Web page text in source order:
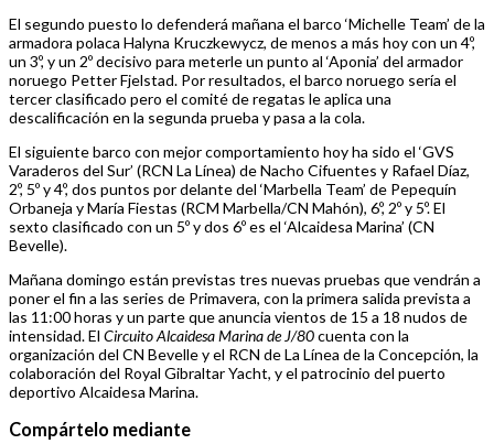
El segundo puesto lo defenderá mañana el barco ‘Michelle Team’ de la
armadora polaca Halyna Kruczkewycz, de menos a más hoy con un 4º,
un 3º, y un 2º decisivo para meterle un punto al ‘Aponia’ del armador
noruego Petter Fjelstad. Por resultados, el barco noruego sería el
tercer clasificado pero el comité de regatas le aplica una
descalificación en la segunda prueba y pasa a la cola.
El siguiente barco con mejor comportamiento hoy ha sido el ‘GVS
Varaderos del Sur’ (RCN La Línea) de Nacho Cifuentes y Rafael Díaz,
2º, 5º y 4º, dos puntos por delante del ‘Marbella Team’ de Pepequín
Orbaneja y María Fiestas (RCM Marbella/CN Mahón), 6º, 2º y 5º. El
sexto clasificado con un 5º y dos 6º es el ‘Alcaidesa Marina’ (CN
Bevelle).
Mañana domingo están previstas tres nuevas pruebas que vendrán a
poner el fin a las series de Primavera, con la primera salida prevista a
las 11:00 horas y un parte que anuncia vientos de 15 a 18 nudos de
intensidad. El Circuito Alcaidesa Marina de J/80cuenta con la
organización del CN Bevelle y el RCN de La Línea de la Concepción, la
colaboración del Royal Gibraltar Yacht, y el patrocinio del puerto
deportivo Alcaidesa Marina.
Compártelo mediante